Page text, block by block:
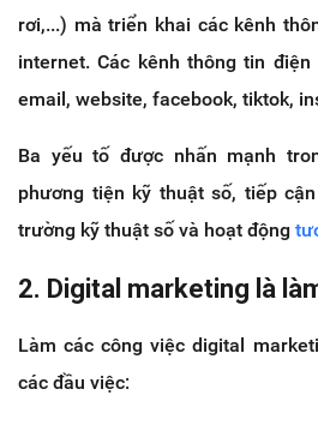
rơi,...) mà triển khai các kênh
internet. Các kênh thông tin
email, website, facebook, tiktok,
Ba yếu tố được nhấn mạnh
phương tiện kỹ thuật số, tiếp
trường kỹ thuật số và hoạt động
2. Digital marketing là
Làm các công việc digital
các đầu việc: